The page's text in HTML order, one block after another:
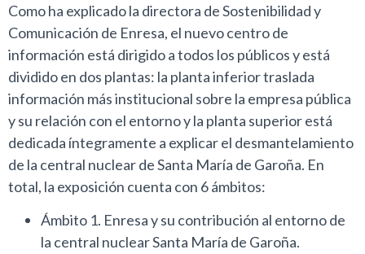
Como ha explicado la directora de Sostenibilidad y
Comunicación de Enresa, el nuevo centro de
información está dirigido a todos los públicos y está
dividido en dos plantas: la planta inferior traslada
información más institucional sobre la empresa pública
y su relación con el entorno y la planta superior está
dedicada íntegramente a explicar el desmantelamiento
de la central nuclear de Santa María de Garoña. En
total, la exposición cuenta con 6 ámbitos:
Ámbito 1. Enresa y su contribución al entorno de
la central nuclear Santa María de Garoña.